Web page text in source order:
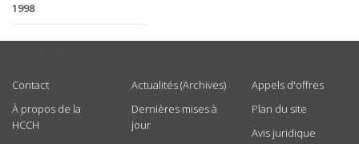
1998
Contact
À propos de la
HCCH
Actualités (Archives)
Dernières mises à
jour
Appels d'offres
Plan du site
Avis juridique